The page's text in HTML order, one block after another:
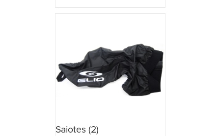
Saiotes (2)